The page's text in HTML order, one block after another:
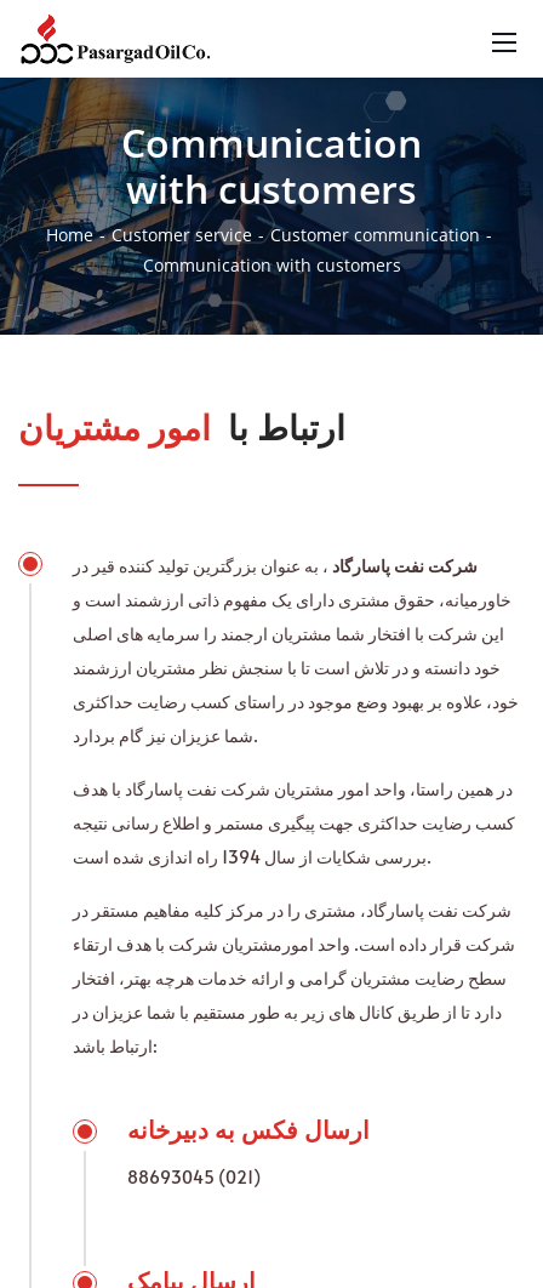
Communication
with customers
Home Customer service
Customer communication
Communication with customers
ارتباط با امور مشتریان
شرکت نفت پاسارگاد ، به عنوان بزرگترین تولید کننده قیر در
خاورمیانه، حقوق مشتری دارای یک مفهوم ذاتی ارزشمند است و
این شرکت با افتخار شما مشتریان ارجمند را سرمایه های اصلی
خود دانسته و در تلاش است تا با سنجش نظر مشتریان ارزشمند
خود، علاوه بر بهبود وضع موجود در راستای کسب رضایت حداکثری
شما عزیزان نیز گام بردارد.
در همین راستا، واحد امور مشتریان شرکت نفت پاسارگاد با هدف
کسب رضایت حداکثری جهت پیگیری مستمر و اطلاع رسانی نتیجه
بررسی شکایات از سال 1394 راه اندازی شده است.
شرکت نفت پاسارگاد، مشتری را در مرکز کلیه مفاهیم مستقر در
شرکت قرار داده است. واحد امورمشتریان شرکت با هدف ارتقاء
سطح رضایت مشتریان گرامی و ارائه خدمات هرچه بهتر، افتخار
دارد تا از طریق کانال های زیر به طور مستقیم با شما عزیزان در
ارتباط باشد:
88693045 (021)